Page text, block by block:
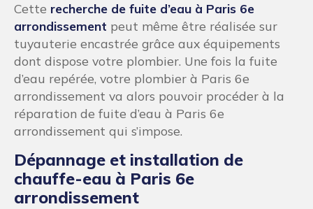
Cette recherche de fuite d’eau à Paris 6e
arrondissement peut même être réalisée sur
tuyauterie encastrée grâce aux équipements
dont dispose votre plombier. Une fois la fuite
d’eau repérée, votre plombier à Paris 6e
arrondissement va alors pouvoir procéder à la
réparation de fuite d’eau à Paris 6e
arrondissement qui s’impose.
Dépannage et installation de
chauffe-eau à Paris 6e
arrondissement